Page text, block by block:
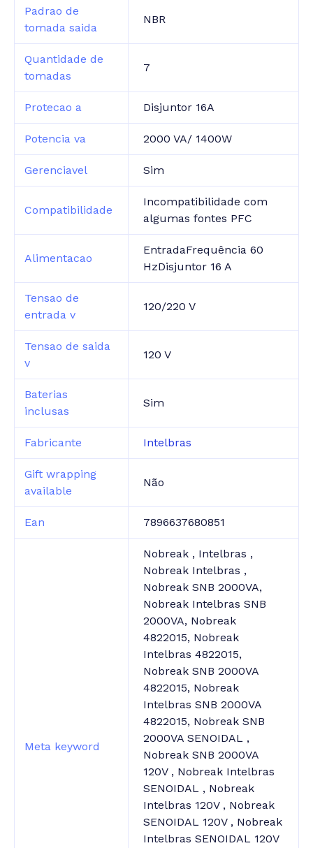
Padrao de
tomada saida
NBR
Quantidade de
tomadas
7
Protecao a Disjuntor 16A
Potencia va 2000 VA/ 1400W
Gerenciavel Sim
Compatibilidade
Incompatibilidade com
algumas fontes PFC
Alimentacao
EntradaFrequência 60
HzDisjuntor 16 A
Tensao de
entrada v
120/220 V
Tensao de saida
v
120 V
Baterias
inclusas
Sim
Fabricante Intelbras
Gift wrapping
available
Não
Ean 7896637680851
Meta keyword
Nobreak , Intelbras ,
Nobreak Intelbras ,
Nobreak SNB 2000VA,
Nobreak Intelbras SNB
2000VA, Nobreak
4822015, Nobreak
Intelbras 4822015,
Nobreak SNB 2000VA
4822015, Nobreak
Intelbras SNB 2000VA
4822015, Nobreak SNB
2000VA SENOIDAL ,
Nobreak SNB 2000VA
120V , Nobreak Intelbras
SENOIDAL , Nobreak
Intelbras 120V , Nobreak
SENOIDAL 120V , Nobreak
Intelbras SENOIDAL 120V